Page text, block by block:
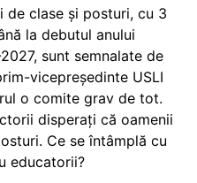
de clase și posturi, cu 3
la debutul anului
sunt semnalate de
vicepreședinte USLI
o comite grav de tot.
disperați că oamenii
Ce se întâmplă cu
educatorii?